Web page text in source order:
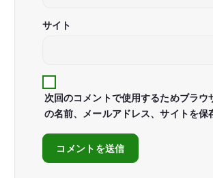
サイト
次回のコメントで使用するためブラウ
の名前、メールアドレス、サイトを保